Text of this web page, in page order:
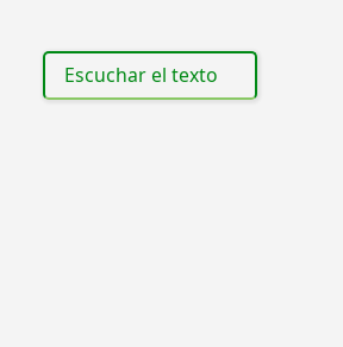
Escuchar el texto